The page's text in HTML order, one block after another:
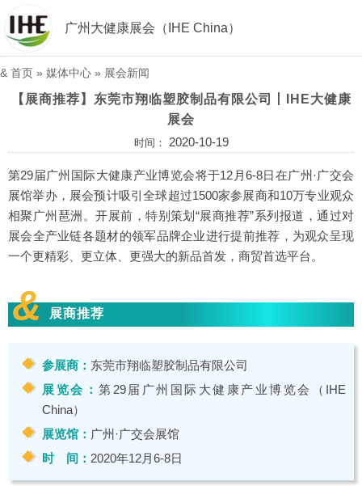
广州大健康展会（IHE China）
& 首页 » 媒体中心 » 展会新闻
【展商推荐】东莞市翔临塑胶制品有限公司丨IHE大健康
展会
时间： 2020-10-19
第29届广州国际大健康产业博览会将于12月6-8日在广州·广交会
展馆举办，展会预计吸引全球超过1500家参展商和10万专业观众
相聚广州琶洲。开展前，特别策划“展商推荐”系列报道，通过对
展会全产业链各题材的领军品牌企业进行提前推荐，为观众呈现
一个更精彩、更立体、更强大的新品首发，商贸首选平台。
& 展商推荐
参展商： 东莞市翔临塑胶制品有限公司
展览会： 第29届广州国际大健康产业博览会（IHE
China）
展览馆： 广州·广交会展馆
时 间： 2020年12月6-8日